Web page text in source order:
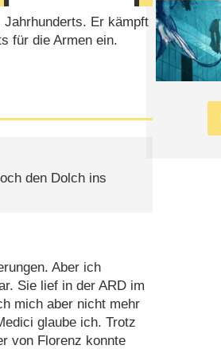
Jahrhunderts. Er kämpft
für die Armen ein.
den Dolch ins
Aber ich
Sie lief in der ARD im
mich aber nicht mehr
glaube ich. Trotz
von Florenz konnte